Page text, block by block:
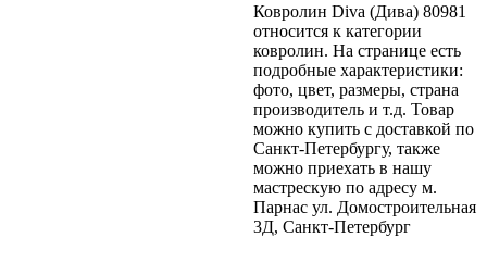
Ковролин Diva (Дива) 80981
относится к категории
ковролин. На странице есть
подробные характеристики:
фото, цвет, размеры, страна
производитель и т.д. Товар
можно купить с доставкой по
Санкт-Петербургу, также
можно приехать в нашу
мастрескую по адресу м.
Парнас ул. Домостроительная
3Д, Санкт-Петербург